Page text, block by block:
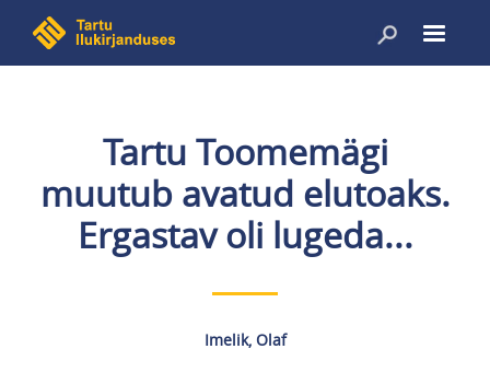
edasi
Tartu Toomemägi
muutub avatud elutoaks.
Ergastav oli lugeda...
Imelik, Olaf